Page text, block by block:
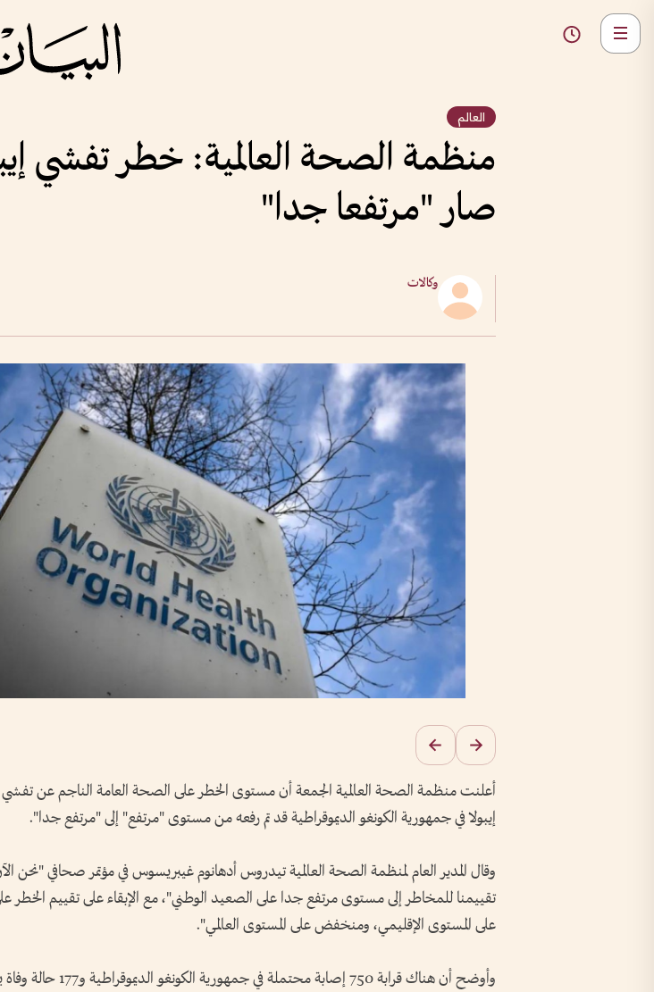
العالم
منظمة الصحة العالمية: خطر تفشي
صار "مرتفعا جدا"
وكالات
أعلنت منظمة الصحة العالمية الجمعة أن مستوى الخطر على الصحة العامة الناجم عن
إيبولا في جمهورية الكونغو الديموقراطية قد تم رفعه من مستوى "مرتفع" إلى "مرتفع جدا".
وقال المدير العام لمنظمة الصحة العالمية تيدروس أدهانوم غيبريسوس في مؤتمر صحافي "نحن
تقييمنا للمخاطر إلى مستوى مرتفع جدا على الصعيد الوطني"، مع الإبقاء على تقييم الخطر
على المستوى الإقليمي، ومنخفض على المستوى العالمي".
وأوضح أن هناك قرابة 750 إصابة محتملة في